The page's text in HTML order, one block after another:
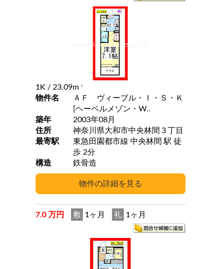
1K / 23.09m 2
物件名
ＡＦ ヴィーブル・Ｉ・Ｓ・Ｋ
[ヘーベルメゾン・W..
築年
2003年08月
住所
神奈川県大和市中央林間３丁目
最寄駅
東急田園都市線 中央林間 駅 徒
歩 2分
構造
鉄骨造
7.0 万円 敷 1ヶ月 礼 1ヶ月